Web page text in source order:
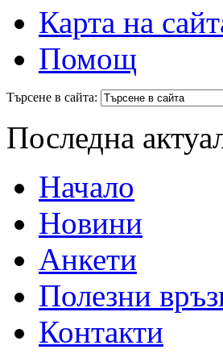
Карта на
Помощ
Търсене в сайта:
Последна
Начало
Новини
Анкети
Полезни
Контакти